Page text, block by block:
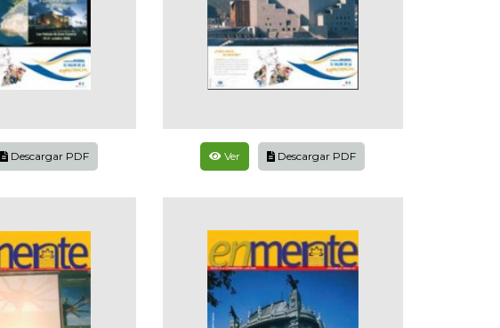
Descargar PDF Ver Descargar PDF